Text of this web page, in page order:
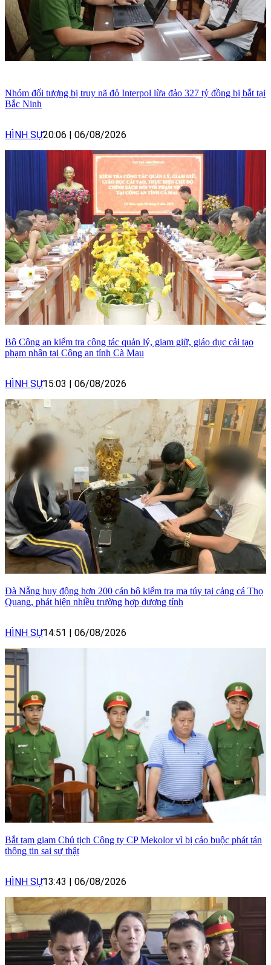
Nhóm đối tượng bị truy nã đỏ Interpol lừa đảo 327 tỷ đồng bị bắt tại
Bắc Ninh
HÌNH SỰ20:06 06/08/2026
Bộ Công an kiểm tra công tác quản lý, giam giữ, giáo dục cải tạo
phạm nhân tại Công an tỉnh Cà Mau
HÌNH SỰ15:03 06/08/2026
Đà Nẵng huy động hơn 200 cán bộ kiểm tra ma túy tại cảng cá Thọ
Quang, phát hiện nhiều trường hợp dương tính
HÌNH SỰ14:51 06/08/2026
Bắt tạm giam Chủ tịch Công ty CP Mekolor vì bị cáo buộc phát tán
thông tin sai sự thật
HÌNH SỰ13:43 06/08/2026